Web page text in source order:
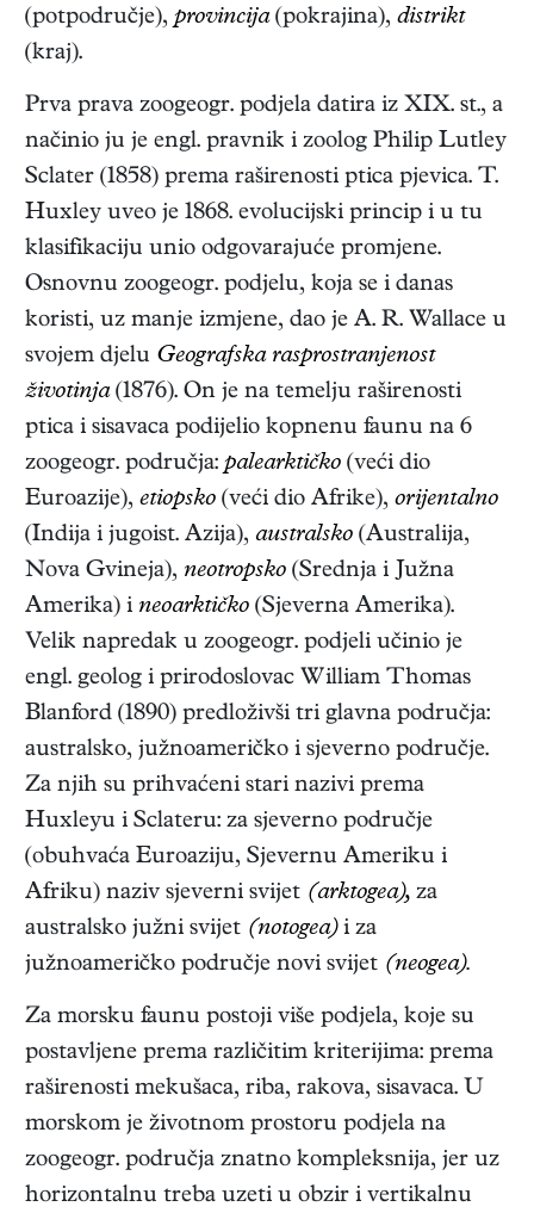
(potpodručje),provincija(pokrajina), distrikt
(kraj).
Prva prava zoogeogr. podjela datira iz XIX. st., a
načinio ju je engl. pravnik i zoolog Philip Lutley
Sclater (1858) prema raširenosti ptica pjevica. T.
Huxley uveo je 1868. evolucijski princip i u tu
klasifikaciju unio odgovarajuće promjene.
Osnovnu zoogeogr. podjelu, koja se i danas
koristi, uz manje izmjene, dao je A. R. Wallace u
svojem djelu Geografska rasprostranjenost
životinja(1876). On je na temelju raširenosti
ptica i sisavaca podijelio kopnenu faunu na 6
zoogeogr. područja:palearktičko (veći dio
Euroazije), etiopsko (veći dio Afrike), orijentalno
(Indija i jugoist. Azija), australsko (Australija,
Nova Gvineja), neotropsko (Srednja i Južna
Amerika) i neoarktičko (Sjeverna Amerika).
Velik napredak u zoogeogr. podjeli učinio je
engl. geolog i prirodoslovac William Thomas
Blanford (1890) predloživši tri glavna područja:
australsko, južnoameričko i sjeverno područje.
Za njih su prihvaćeni stari nazivi prema
Huxleyu i Sclateru: za sjeverno područje
(obuhvaća Euroaziju, Sjevernu Ameriku i
Afriku) naziv sjeverni svijet (arktogea), za
australsko južni svijet (notogea)i za
južnoameričko područje novi svijet (neogea).
Za morsku faunu postoji više podjela, koje su
postavljene prema različitim kriterijima: prema
raširenosti mekušaca, riba, rakova, sisavaca. U
morskom je životnom prostoru podjela na
zoogeogr. područja znatno kompleksnija, jer uz
horizontalnu treba uzeti u obzir i vertikalnu